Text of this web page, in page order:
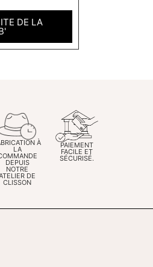
DE LA
À
LA
DEPUIS
NOTRE
DE
CLISSON
PAIEMENT
FACILE ET
SÉCURISÉ.